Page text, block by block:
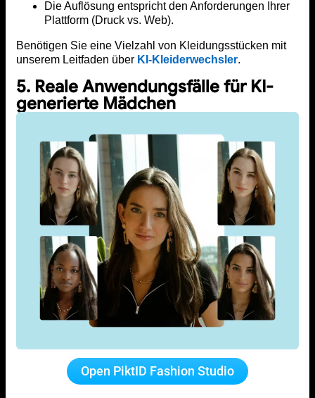
Die Auflösung entspricht den Anforderungen Ihrer
Plattform (Druck vs. Web).
Benötigen Sie eine Vielzahl von Kleidungsstücken mit
unserem Leitfaden über KI-Kleiderwechsler.
5. Reale Anwendungsfälle für KI-
generierte Mädchen
Open PiktID Fashion Studio